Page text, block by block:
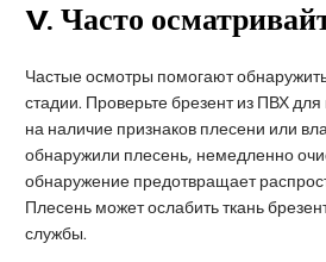
V. Часто
Частые осмотры помогают
стадии. Проверьте брезент из ПВХ для
на наличие признаков плесени или
обнаружили плесень, немедленно
обнаружение предотвращает
Плесень может ослабить ткань
службы.